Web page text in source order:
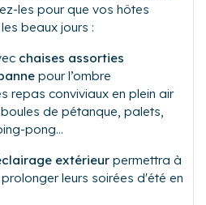
les pour que vos hôtes
beaux jours :
chaises assorties
pour l’ombre
repas conviviaux en plein air
boules de pétanque, palets,
pong...
extérieur permettra à
leurs soirées d'été en